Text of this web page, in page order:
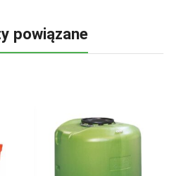
powiązane